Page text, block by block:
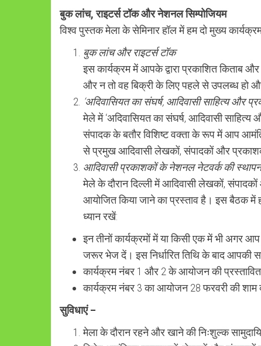
बुक लांच, राइटर्स टॉक और नेशनल सिम्पोजियम
विश्व पुस्तक मेला के सेमिनार हॉल में हम दो मुख्य
बुक लांच और राइटर्स टॉक
इस कार्यक्रम में आपके द्वारा प्रकाशित किताब
और न तो वह बिक्री के लिए पहले से उपलब्ध हो
‘अदिवासियत का संघर्ष, आदिवासी साहित्य और
मेले में ‘अदिवासियत का संघर्ष, आदिवासी
संपादक के बतौर विशिष्ट वक्ता के रूप में आप
से प्रमुख आदिवासी लेखकों, संपादकों और प्रकाशकों
आदिवासी प्रकाशकों के नेशनल नेटवर्क की
मेले के दौरान दिल्ली में आदिवासी लेखकों,
आयोजित किया जाने का प्रस्ताव है। इस बैठक में
ध्यान रखें:
इन तीनों कार्यक्रमों में या किसी एक में भी अगर
जरूर भेज दें। इस निर्धारित तिथि के बाद आपकी
कार्यक्रम नंबर 1 और 2 के आयोजन की
कार्यक्रम नंबर 3 का आयोजन 28 फरवरी की शाम
सुविधाएं –
मेला के दौरान रहने और खाने की निःशुल्क